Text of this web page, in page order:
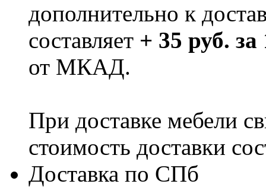
дополнительно к
составляет + 35 руб.
от МКАД.
При доставке мебели
стоимость доставки
Доставка по СПб